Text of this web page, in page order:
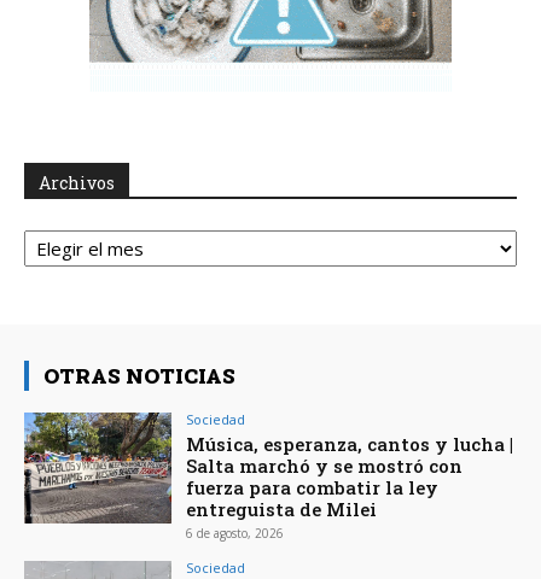
Archivos
Archivos
OTRAS NOTICIAS
Sociedad
Música, esperanza, cantos y lucha |
Salta marchó y se mostró con
fuerza para combatir la ley
entreguista de Milei
6 de agosto, 2026
Sociedad